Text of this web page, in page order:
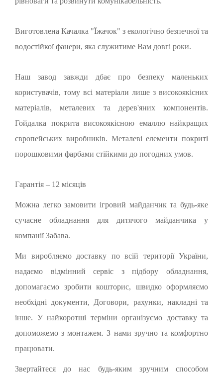
Виготовлена Качалка "Їжачок" з екологічно безпечної та
водостійкої фанери, яка служитиме Вам довгі роки.
Наш завод завжди дбає про безпеку маленьких
користувачів, тому всі матеріали лише з високоякісних
матеріалів, металевих та дерев'яних компонентів.
Гойдалка покрита високоякісною емаллю найкращих
європейських виробників. Металеві елементи покриті
порошковими фарбами стійкими до погодних умов.
Гарантія – 12 місяців
Можна легко замовити ігровий майданчик та будь-яке
сучасне обладнання для дитячого майданчика у
компанії Забава.
Ми виробляємо доставку по всій території України,
надаємо відмінний сервіс з підбору обладнання,
допомагаємо зробити кошторис, швидко оформляємо
необхідні документи, Договори, рахунки, накладні та
інше. У найкоротші терміни організуємо доставку та
допоможемо з монтажем. З нами зручно та комфортно
працювати.
Звертайтеся до нас будь-яким зручним способом